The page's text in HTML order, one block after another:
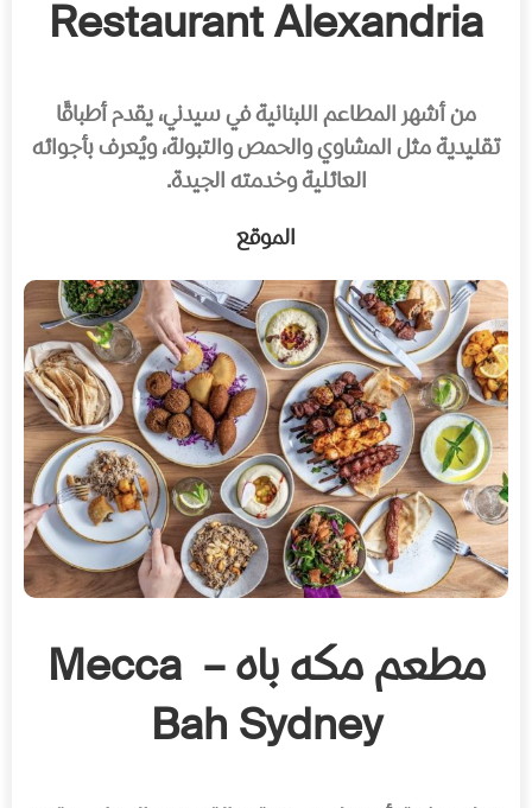
Restaurant Alexandria
من أشهر المطاعم اللبنانية في سيدني، يقدم أطباقًا
تقليدية مثل المشاوي والحمص والتبولة، ويُعرف بأجوائه
العائلية وخدمته الجيدة.
الموقع
مطعم مكه باه – Mecca
Bah Sydney